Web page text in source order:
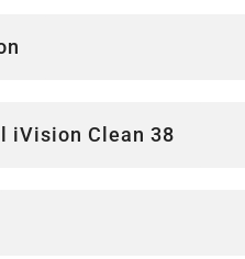
iVision Clean 38